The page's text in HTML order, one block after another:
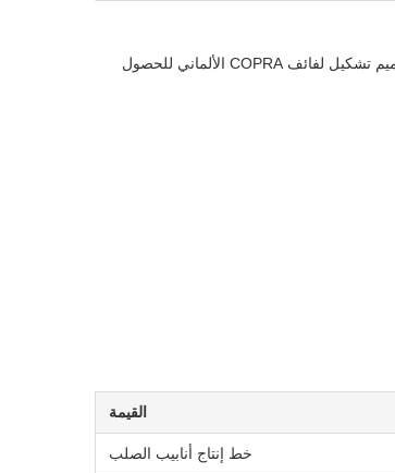
خط إنتاج أنابيب الفولاذ الكربوني HG20 الملح 100 كيلوواط هو حل تصنيع متقدم للأنابيب البناء،يحتوي على تكنولوجيا تشكيل FFX عالمية المستوى وبرنامج تصميم تشكيل لفائف COPRA الألماني للحصول
القيمة
خط إنتاج أنابيب الصلب